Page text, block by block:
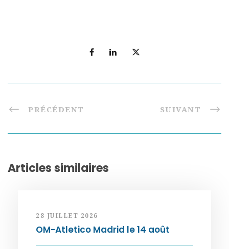
PRÉCÉDENT SUIVANT
Articles similaires
28 JUILLET 2026
OM-Atletico Madrid le 14 août